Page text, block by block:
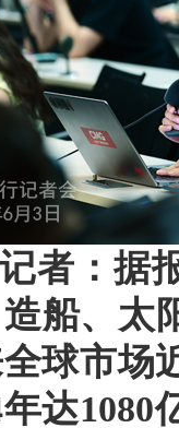
者：据
船、太
球市场
达